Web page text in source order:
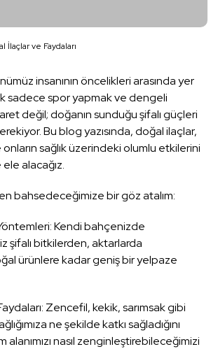
İlaçlar ve Faydaları
insanının öncelikleri arasında yer
sadece spor yapmak ve dengeli
değil; doğanın sunduğu şifalı güçleri
Bu blog yazısında, doğal ilaçlar,
sağlık üzerindeki olumlu etkilerini
alacağız.
bahsedeceğimize bir göz atalım:
Kendi bahçenizde
şifalı bitkilerden, aktarlarda
ürünlere kadar geniş bir yelpaze
Zencefil, kekik, sarımsak gibi
ne şekilde katkı sağladığını
nasıl zenginleştirebileceğimizi